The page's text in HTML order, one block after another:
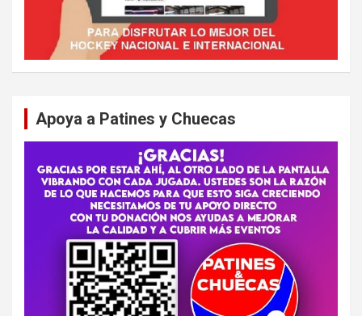
Apoya a Patines y Chuecas